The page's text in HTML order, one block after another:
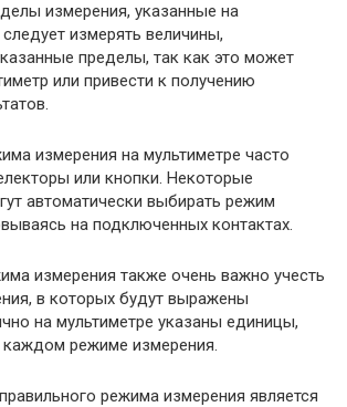
измерения, указанные на
измерять величины,
пределы, так как это может
или привести к получению
измерения на мультиметре часто
или кнопки. Некоторые
автоматически выбирать режим
на подключенных контактах.
измерения также очень важно учесть
в которых будут выражены
на мультиметре указаны единицы,
режиме измерения.
режима измерения является